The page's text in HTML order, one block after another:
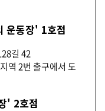
운동장' 1호점
길 42
역 2번 출구에서 도
' 2호점